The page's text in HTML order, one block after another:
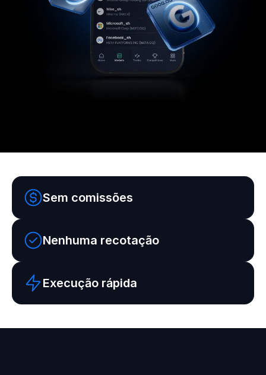
Sem comissões
Nenhuma recotação
Execução rápida